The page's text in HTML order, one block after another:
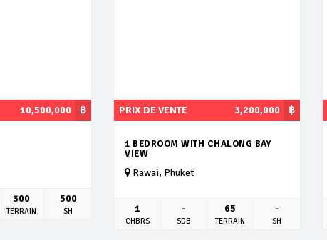
฿
10,500,000
300
TERRAIN
500
SH
฿
PRIX DE VENTE 3,200,000
1 BEDROOM WITH CHALONG BAY
VIEW
Rawai, Phuket
1
CHBRS
-
SDB
65
TERRAIN
-
SH